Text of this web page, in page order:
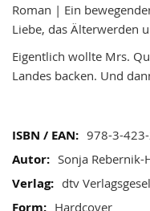
Roman | Ein
Liebe, das Älterwerden
Eigentlich wollte Mrs.
Landes backen. Und
Mehr
Informationen
978-3-
Sonja Rebernik-
dtv
Hardcover
the
images
gallery